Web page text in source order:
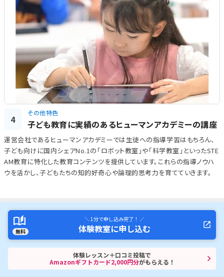
4
その他特色
子ども教育に実績のあるヒューマンアカデミーの講座
運営会社であるヒューマンアカデミーでは生徒への指導学習はもちろん、
子ども向けに国内シェアNo.1の「ロボット教室」や「科学教室」といったSTE
AM教育に特化した教育コンテンツを提供しています。これらの指導ノウハ
ウを活かし、子どもたちの知的好奇心や論理的思考力を育てていきます。
無料
＼ 1分で申し込み完了！ ／
体験教室に申し込む
体験レッスン＋口コミ投稿で
Amazonギフトカード2,000円分がもらえる！